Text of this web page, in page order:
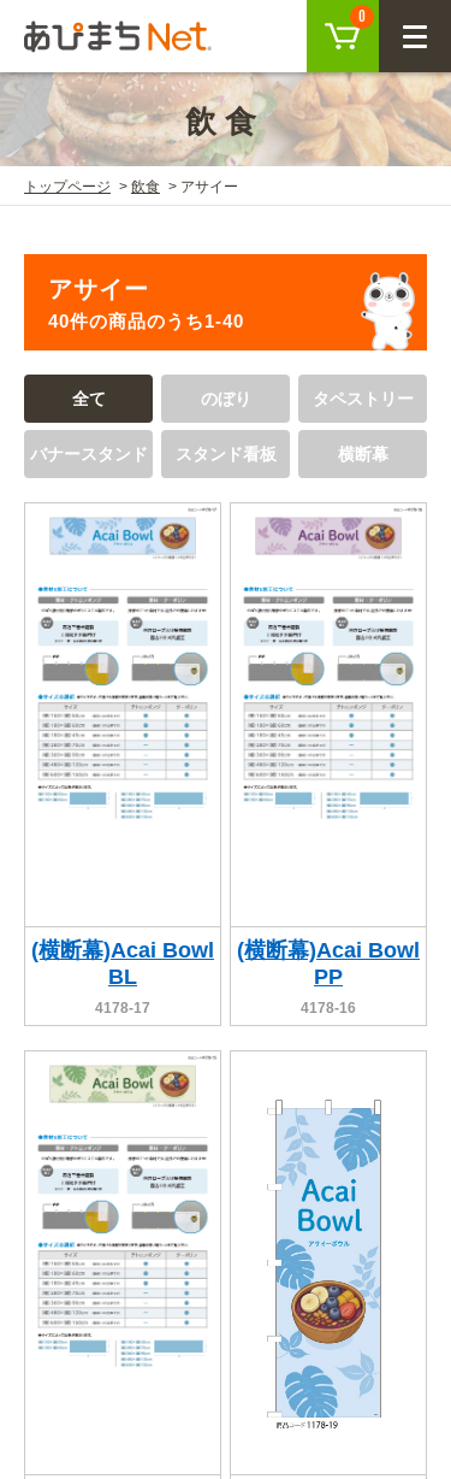
0
CLOSE
ログイン
会員登録
商品を探す
SEARCH
KEYWORD
注目キーワード
CATEGORY
飲食 住まい・暮らし
美容・健康 地域・観光
イベント・季節 不動産・建築
OTHER ITEMS
関連アイテムを見る
ORIGINAL ORDER
オリジナルオーダーについて
ご利用ガイド
ご利用ガイド トップ
取り扱い商品一覧
既製デザイン商品注文方法
オリジナルオーダー注文方法
料金一覧
お支払方法
初めての方へ
初めての方へ トップ
商品について
お客様の声
オリジナルオーダー制作事例
飲食
トップページ 飲食 アサイー
アサイー
40件の商品のうち1-40
全て のぼり タペストリー
バナースタンド スタンド看板 横断幕
(横断幕)Acai Bowl
BL
4178-17
(横断幕)Acai Bowl
PP
4178-16